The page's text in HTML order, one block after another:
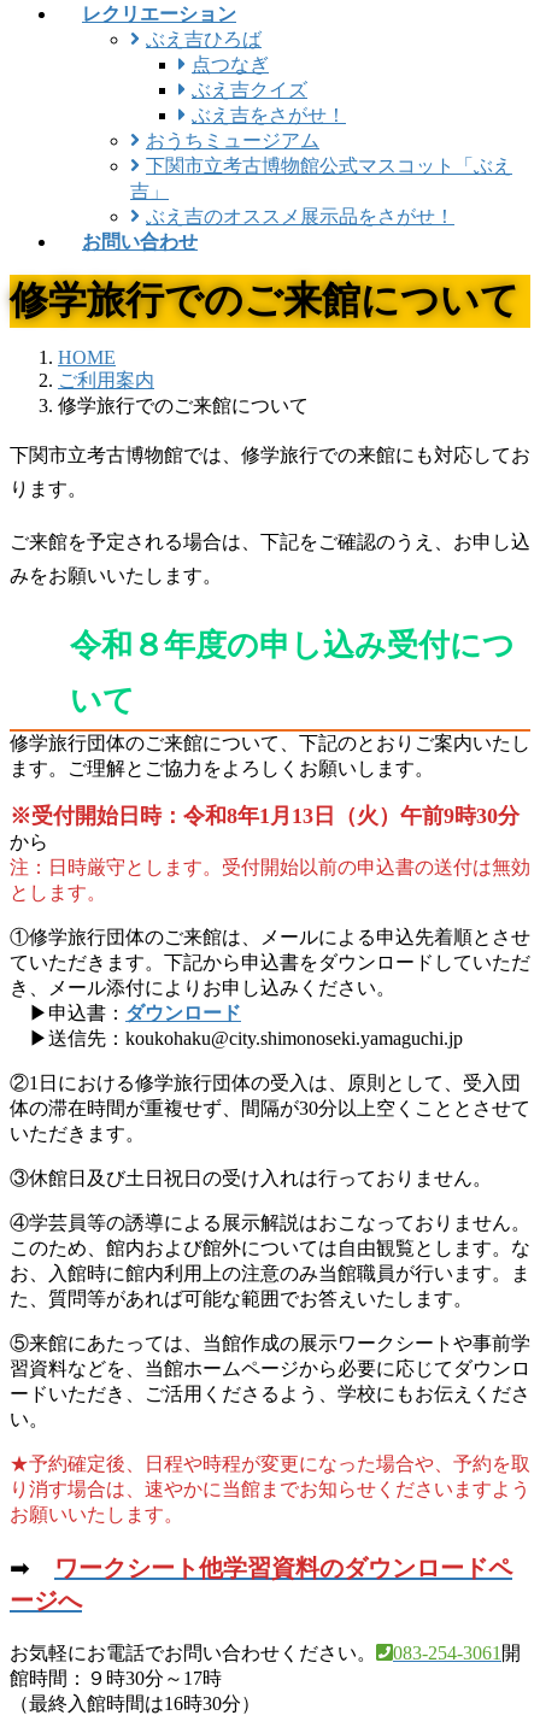
レクリエーション
ぶえ吉ひろば
点つなぎ
ぶえ吉クイズ
ぶえ吉をさがせ！
おうちミュージアム
下関市立考古博物館公式マスコット「ぶえ
吉」
ぶえ吉のオススメ展示品をさがせ！
お問い合わせ
修学旅行でのご来館について
HOME
ご利用案内
修学旅行でのご来館について
下関市立考古博物館では、修学旅行での来館にも対応してお
ります。
ご来館を予定される場合は、下記をご確認のうえ、お申し込
みをお願いいたします。
令和８年度の申し込み受付につ
いて
修学旅行団体のご来館について、下記のとおりご案内いたし
ます。ご理解とご協力をよろしくお願いします。
※受付開始日時：令和8年1月13日（火）午前9時30分
から
注：日時厳守とします。受付開始以前の申込書の送付は無効
とします。
①修学旅行団体のご来館は、メールによる申込先着順とさせ
ていただきます。下記から申込書をダウンロードしていただ
き、メール添付によりお申し込みください。
▶申込書： ダウンロード
▶送信先：koukohaku@city.shimonoseki.yamaguchi.jp
②1日における修学旅行団体の受入は、原則として、受入団
体の滞在時間が重複せず、間隔が30分以上空くこととさせて
いただきます。
③休館日及び土日祝日の受け入れは行っておりません。
④学芸員等の誘導による展示解説はおこなっておりません。
このため、館内および館外については自由観覧とします。な
お、入館時に館内利用上の注意のみ当館職員が行います。ま
た、質問等があれば可能な範囲でお答えいたします。
⑤来館にあたっては、当館作成の展示ワークシートや事前学
習資料などを、当館ホームページから必要に応じてダウンロ
ードいただき、ご活用くださるよう、学校にもお伝えくださ
い。
★予約確定後、日程や時程が変更になった場合や、予約を取
り消す場合は、速やかに当館までお知らせくださいますよう
お願いいたします。
➡ ワークシート他学習資料のダウンロードペ
ージへ
お気軽にお電話でお問い合わせください。 083-254-3061 開
館時間：９時30分～17時
（最終入館時間は16時30分）